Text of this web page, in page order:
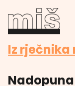
Iz